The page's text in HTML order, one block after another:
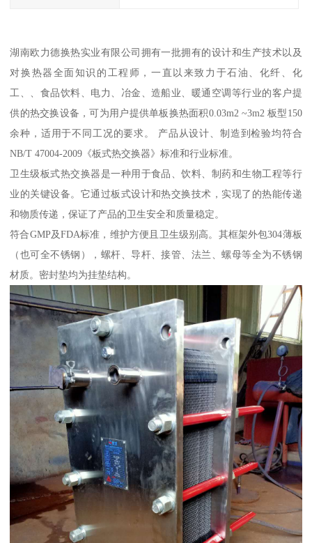
湖南欧力德换热实业有限公司拥有一批拥有的设计和生产技术以及
对换热器全面知识的工程师，一直以来致力于石油、化纤、化
工、、食品饮料、电力、冶金、造船业、暖通空调等行业的客户提
供的热交换设备，可为用户提供单板换热面积0.03m2 ~3m2 板型150
余种，适用于不同工况的要求。 产品从设计、制造到检验均符合
NB/T 47004-2009《板式热交换器》标准和行业标准。
卫生级板式热交换器是一种用于食品、饮料、制药和生物工程等行
业的关键设备。它通过板式设计和热交换技术，实现了的热能传递
和物质传递，保证了产品的卫生安全和质量稳定。
符合GMP及FDA标准，维护方便且卫生级别高。其框架外包304薄板
（也可全不锈钢），螺杆、导杆、接管、法兰、螺母等全为不锈钢
材质。密封垫均为挂垫结构。